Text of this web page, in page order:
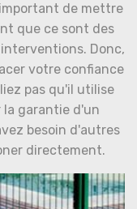
de mettre
que ce sont des
Donc,
votre confiance
pas qu'il utilise
la garantie d'un
besoin d'autres
directement.